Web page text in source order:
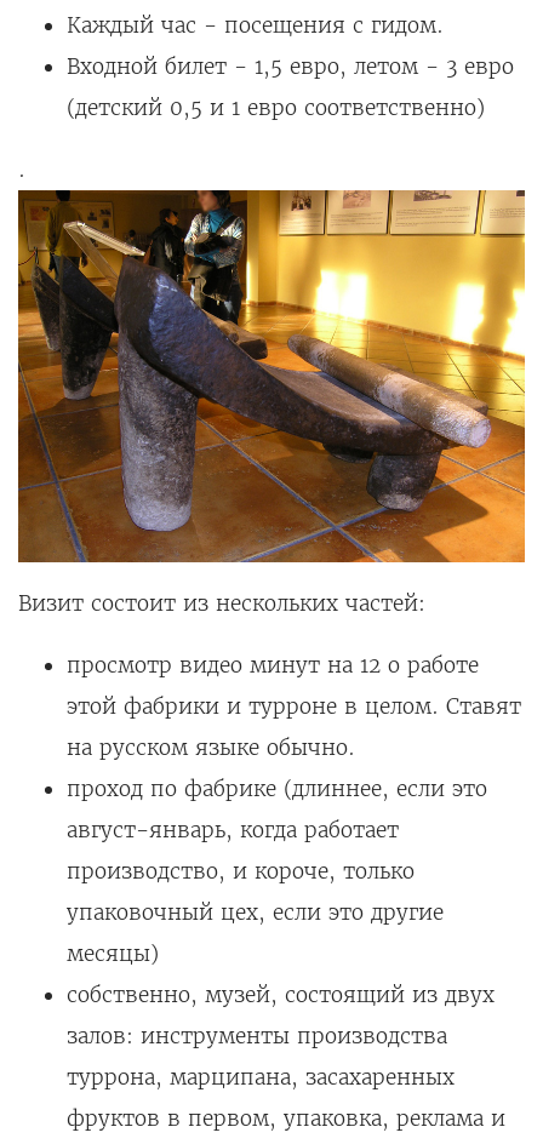
Каждый час - посещения с гидом.
Входной билет - 1,5 евро, летом - 3 евро
(детский 0,5 и 1 евро соответственно)
.
Визит состоит из нескольких частей:
просмотр видео минут на 12 о работе
этой фабрики и турроне в целом. Ставят
на русском языке обычно.
проход по фабрике (длиннее, если это
август-январь, когда работает
производство, и короче, только
упаковочный цех, если это другие
месяцы)
собственно, музей, состоящий из двух
залов: инструменты производства
туррона, марципана, засахаренных
фруктов в первом, упаковка, реклама и